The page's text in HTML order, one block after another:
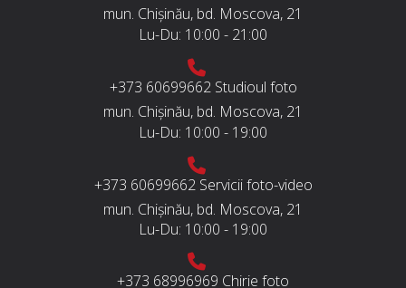
mun. Chișinău, bd. Moscova, 21
Lu-Du: 10:00 - 21:00
+373 60699662 Studioul foto
mun. Chișinău, bd. Moscova, 21
Lu-Du: 10:00 - 19:00
+373 60699662 Servicii foto-video
mun. Chișinău, bd. Moscova, 21
Lu-Du: 10:00 - 19:00
+373 68996969 Chirie foto